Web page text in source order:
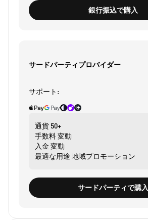
銀行振込で購入
サードパーティプロバイダー
サポート:
通貨 50+
手数料変動
入金 変動
最適な用途 地域プロモーション
サードパーティで購入